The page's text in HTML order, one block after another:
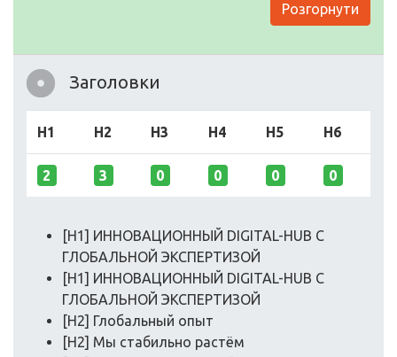
Розгорнути
Заголовки
H1 H2 H3 H4 H5 H6
2 3 0 0 0 0
[H1] ИННОВАЦИОННЫЙ DIGITAL-HUB С
ГЛОБАЛЬНОЙ ЭКСПЕРТИЗОЙ
[H1] ИННОВАЦИОННЫЙ DIGITAL-HUB С
ГЛОБАЛЬНОЙ ЭКСПЕРТИЗОЙ
[H2] Глобальный опыт
[H2] Мы стабильно растём